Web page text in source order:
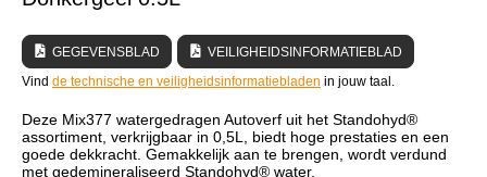
GEGEVENSBLAD
VEILIGHEIDSINFORMATIEBLAD
Vind de technische en veiligheidsinformatiebladen in jouw taal.
Deze Mix377 watergedragen Autoverf uit het Standohyd®
assortiment, verkrijgbaar in 0,5L, biedt hoge prestaties en een
goede dekkracht. Gemakkelijk aan te brengen, wordt verdund
met gedemineraliseerd Standohyd® water.